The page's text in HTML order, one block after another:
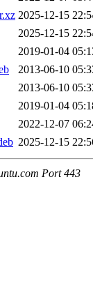
2025-12-15
2025-12-15
2019-01-04
2013-06-10
2013-06-10
2019-01-04
2022-12-07
2025-12-15
Port 443